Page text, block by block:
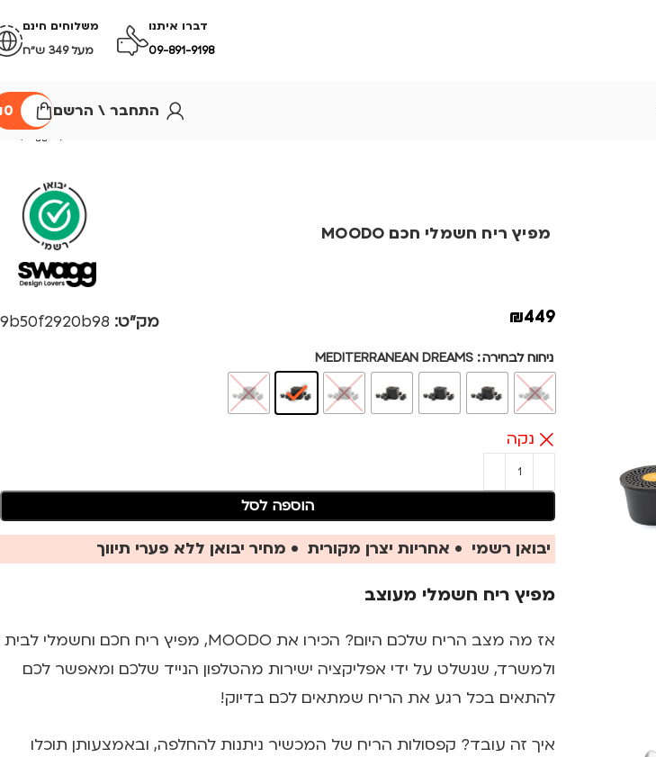
דברו איתנו
09-891-9198
משלוחים חינם
מעל 349 ש״ח
התחבר \ הרשם 0
מפיץ ריח חשמלי חכם MOODO
₪449 מק"ט: 9b50f2920b98
ניחוח לבחירה MEDITERRANEAN DREAMS
נקה
הוספה לסל
יבואן רשמי • אחריות יצרן מקורית • מחיר יבואן ללא פערי תיווך
מפיץ ריח חשמלי מעוצב
אז מה מצב הריח שלכם היום? הכירו את MOODO, מפיץ ריח חכם וחשמלי לבית
ולמשרד, שנשלט על ידי אפליקציה ישירות מהטלפון הנייד שלכם ומאפשר לכם
להתאים בכל רגע את הריח שמתאים לכם בדיוק!
איך זה עובד? קפסולות הריח של המכשיר ניתנות להחלפה, ובאמצעותן תוכלו